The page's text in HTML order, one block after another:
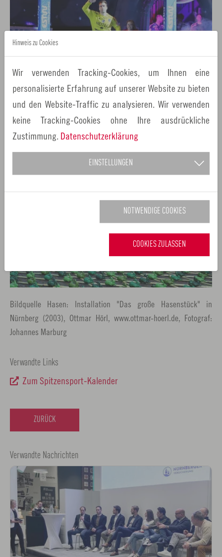
HC Erlangen / Jocki Foto
Bildquelle Hasen: Installation "Das große Hasenstück" in
Nürnberg (2003), Ottmar Hörl, www.ottmar-hoerl.de, Fotograf:
Johannes Marburg
Verwandte Links
Zum Spitzensport-Kalender
ZURÜCK
Verwandte Nachrichten
Hinweis zu Cookies
Wir verwenden Tracking-Cookies, um Ihnen eine
personalisierte Erfahrung auf unserer Website zu bieten
und den Website-Traffic zu analysieren. Wir verwenden
keine Tracking-Cookies ohne Ihre ausdrückliche
Zustimmung. Datenschutzerklärung
EINSTELLUNGEN
NOTWENDIGE COOKIES
COOKIES ZULASSEN